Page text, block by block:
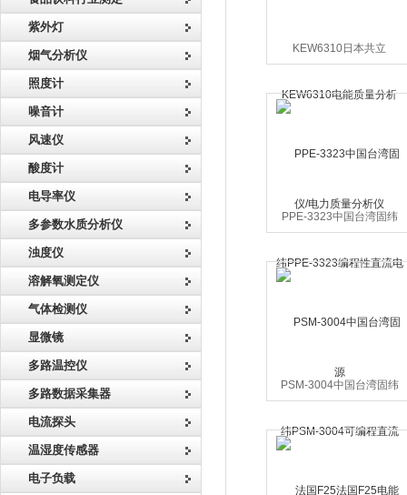
紫外灯
烟气分析仪
照度计
噪音计
风速仪
酸度计
电导率仪
多参数水质分析仪
浊度仪
溶解氧测定仪
气体检测仪
显微镜
多路温控仪
多路数据采集器
电流探头
温湿度传感器
电子负载
KEW6310日本共立
KEW6310电能质量分析仪/
PPE-3323中国台湾固纬
PPE-3323编程性直流电源
PSM-3004中国台湾固纬
PSM-3004可编程直流电源